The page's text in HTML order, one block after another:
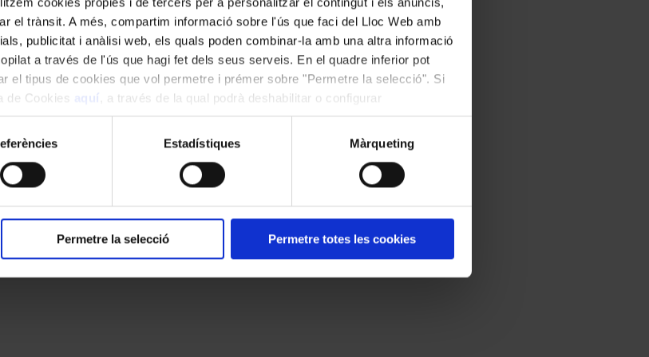
el trànsit. A més, compartim informació sobre l'ús que faci del Lloc Web amb
publicitat i anàlisi web, els quals poden combinar-la amb una altra informació
a través de l'ús que hagi fet dels seus serveis. En el quadre inferior pot
el tipus de cookies que vol permetre i prémer sobre "Permetre la selecció". Si
de Cookies aquí
, a través de la qual podrà deshabilitar o configurar
Estadístiques Màrqueting
Permetre la selecció Permetre totes les cookies